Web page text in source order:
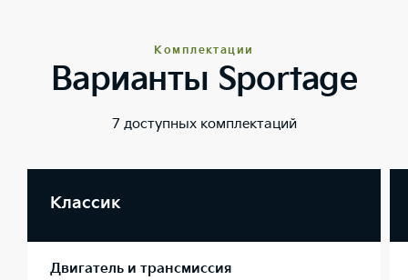
Комплектации
Варианты Sportage
7 доступных комплектаций
Классик
Двигатель и трансмиссия